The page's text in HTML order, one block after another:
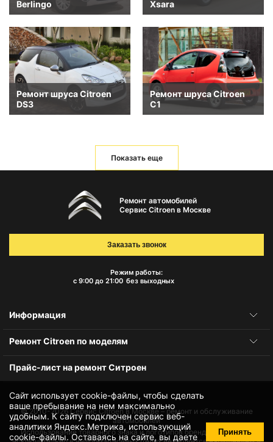
Berlingo
Xsara
Ремонт шруса Citroen
DS3
Ремонт шруса Citroen
C1
Показать еще
Сайт использует cookie-файлы, чтобы сделать
ваше пребывание на нем максимально
удобным. К cайту подключен сервис веб-
аналитики Яндекс.Метрика, использующий
cookie-файлы. Оставаясь на сайте, вы даете Принять
Ремонт автомобилей
Сервис Citroen в Москве
Режим работы:
с 9:00 до 21:00 без выходных
Заказать звонок
Информация
Ремонт Citroen по моделям
Прайс-лист на ремонт Ситроен
© 2010-2026Сервис Citroen в Москве – ремонт и обслуживание
автомобилей
Использование товарного знака и логотипов бренда происходит